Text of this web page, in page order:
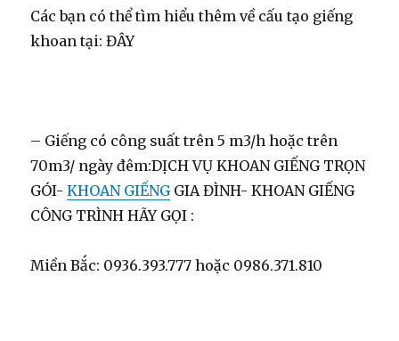
Các bạn có thể tìm hiểu thêm về cấu tạo giếng
khoan tại: ĐÂY
– Giếng có công suất trên 5 m3/h hoặc trên
70m3/ ngày đêm:DỊCH VỤ KHOAN GIẾNG TRỌN
GÓI-KHOAN GIẾNGGIA ĐÌNH- KHOAN GIẾNG
CÔNG TRÌNH HÃY GỌI :
Miền Bắc: 0936.393.777 hoặc 0986.371.810